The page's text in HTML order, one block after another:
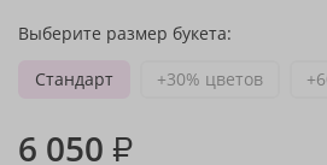
Выберите размер букета:
Стандарт
+30% цветов
6 050 ₽